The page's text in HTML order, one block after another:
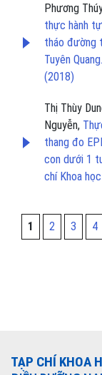
Phương
thực hành
tháo đường
Tuyên Quang.
(2018)
Thị Thùy
Nguyễn,
thang đo
con dưới 1
chí Khoa
1 2 3 4
TẠP CHÍ KHOA